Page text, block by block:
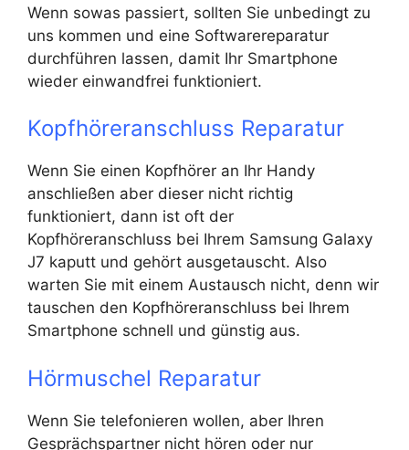
Wenn sowas passiert, sollten Sie unbedingt zu
uns kommen und eine Softwarereparatur
durchführen lassen, damit Ihr Smartphone
wieder einwandfrei funktioniert.
Kopfhöreranschluss Reparatur
Wenn Sie einen Kopfhörer an Ihr Handy
anschließen aber dieser nicht richtig
funktioniert, dann ist oft der
Kopfhöreranschluss bei Ihrem Samsung Galaxy
J7 kaputt und gehört ausgetauscht. Also
warten Sie mit einem Austausch nicht, denn wir
tauschen den Kopfhöreranschluss bei Ihrem
Smartphone schnell und günstig aus.
Hörmuschel Reparatur
Wenn Sie telefonieren wollen, aber Ihren
Gesprächspartner nicht hören oder nur